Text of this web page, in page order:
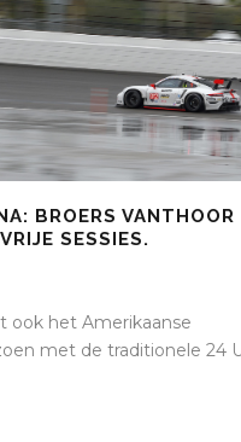
BROERS VANTHOOR
SESSIES.
ook het Amerikaanse
met de traditionele 24